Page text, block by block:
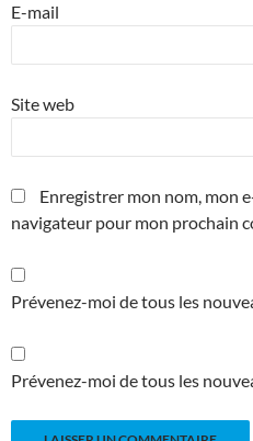
E-mail
Site web
Enregistrer mon nom, mon
navigateur pour mon prochain
Prévenez-moi de tous les
Prévenez-moi de tous les